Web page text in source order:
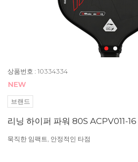
상품번호 : 10334334
브랜드
리닝 하이퍼 파워 80S ACPV011-
묵직한 임팩트, 안정적인 타점